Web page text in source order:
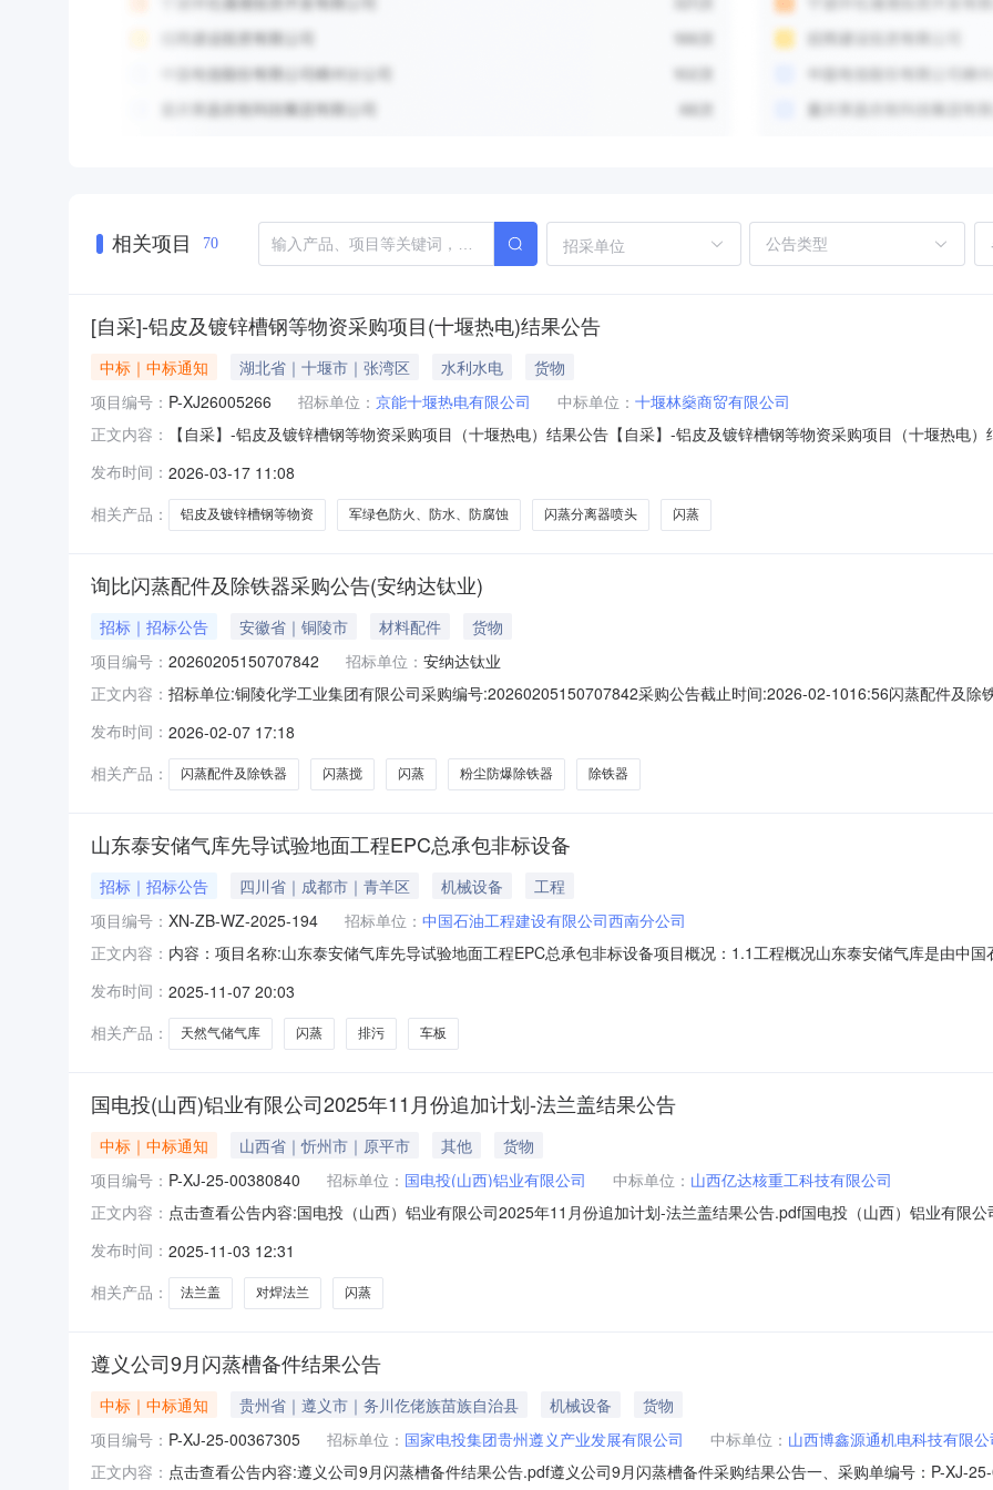
相关项目 70 招采单位
[自采]-铝皮及镀锌槽钢等物资采购项目(十堰热电)结果公告
中标｜中标通知 湖北省｜十堰市｜张湾区 水利水电
货物
项目编号： P-XJ26005266 招标单位： 京能十堰热电有限公司 中标单位： 十堰林燊商贸有限公司
正文内容：
【自采】-铝皮及镀锌槽钢等物资采购项目（十堰热电）结果公告【自采】-铝皮及镀锌槽钢等物资采购项目（十堰热电
发布时间： 2026-03-17 11:08
相关产品：
铝皮及镀锌槽钢等物资 军绿色防火、防水、防腐蚀 闪蒸分离器喷头 闪蒸
询比闪蒸配件及除铁器采购公告(安纳达钛业)
招标｜招标公告 安徽省｜铜陵市 材料配件
货物
项目编号： 20260205150707842 招标单位： 安纳达钛业
正文内容： 招标单位:铜陵化学工业集团有限公司采购编号:20260205150707842采购公告截止时间:2026-02-1016:56闪蒸配件及
张主任13856224037282623745闪蒸搅拌桶轴承座闪蒸搅拌桶轴承座A-WJ000032WSG-1650PC1安钛金
发布时间： 2026-02-07 17:18
相关产品：
闪蒸配件及除铁器 闪蒸搅 闪蒸 粉尘防爆除铁器 除铁器
山东泰安储气库先导试验地面工程EPC总承包非标设备
招标｜招标公告 四川省｜成都市｜青羊区 机械设备
工程
项目编号： XN-ZB-WZ-2025-194 招标单位： 中国石油工程建设有限公司西南分公司
正文内容： 内容：项目名称:山东泰安储气库先导试验地面工程EPC总承包非标设备项目概况：1.1工程概况山东泰安储气库是由中
围：山东泰安储气库先导试验地面工程EPC总承包非标设备（TEG再生器（含燃烧器）、闪蒸罐、废气分液罐、TEG补
管收发装置、旋流除砂器、干气贫液
发布时间： 2025-11-07 20:03
相关产品：
天然气储气库 闪蒸 排污 车板
国电投(山西)铝业有限公司2025年11月份追加计划-法兰盖结果公告
中标｜中标通知 山西省｜忻州市｜原平市 其他
货物
项目编号： P-XJ-25-00380840 招标单位： 国电投(山西)铝业有限公司 中标单位： 山西亿达核重工科技有限公司
正文内容： 点击查看公告内容:国电投（山西）铝业有限公司2025年11月份追加计划-法兰盖结果公告.pdf国电投（山西）铝业有限
五、成交供应商：山西亿达核重工科技有限公司六、询价类型：公开七、报价截止日期：2025-10-270
发布时间： 2025-11-03 12:31
相关产品：
法兰盖 对焊法兰 闪蒸
遵义公司9月闪蒸槽备件结果公告
中标｜中标通知 贵州省｜遵义市｜务川仡佬族苗族自治县 机械设备
货物
项目编号： P-XJ-25-00367305 招标单位： 国家电投集团贵州遵义产业发展有限公司 中标单位： 山西博鑫源通机电科技有限
正文内容： 点击查看公告内容:遵义公司9月闪蒸槽备件结果公告.pdf遵义公司9月闪蒸槽备件采购结果公告一、采购单编号：P-XJ-